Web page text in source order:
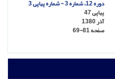
دوره 12، شماره 3 - شماره پیاپی 3
پیاپی 47
آذر 1380
صفحه69-81